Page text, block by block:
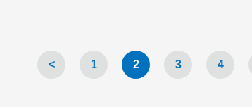
< 1 2 3 4